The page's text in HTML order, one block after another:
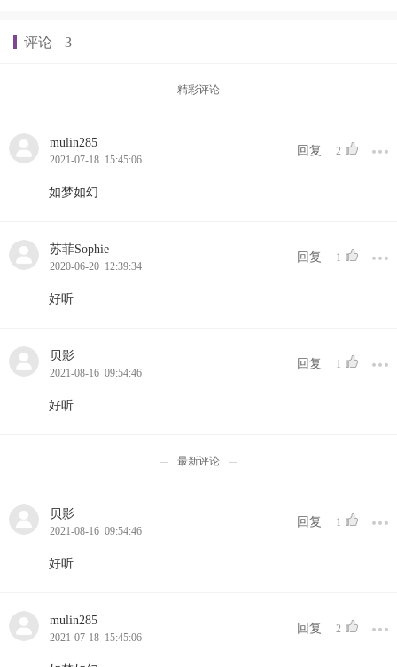
评论 3
精彩评论
mulin285
2021-07-18 15:45:06
回复 2
如梦如幻
苏菲Sophie
2020-06-20 12:39:34
回复 1
好听
贝影
2021-08-16 09:54:46
回复 1
好听
最新评论
贝影
2021-08-16 09:54:46
回复 1
好听
mulin285
2021-07-18 15:45:06
回复 2